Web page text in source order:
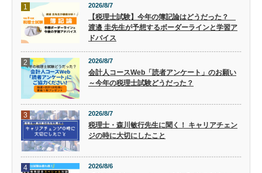
1 2026/8/7
【税理士試験】今年の簿記論はどうだった？
渡邉 圭先生が予想するボーダーラインと学習ア
ドバイス
2 2026/8/7
会計人コースWeb「読者アンケート」のお願い
～今年の税理士試験どうだった？
3 2026/8/7
税理士・森川敏行先生に聞く！ キャリアチェン
ジの時に大切にしたこと
4 2026/8/6